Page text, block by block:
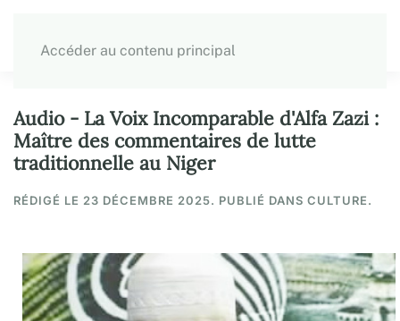
Accéder au contenu principal
Audio - La Voix Incomparable d'Alfa Zazi :
Maître des commentaires de lutte
traditionnelle au Niger
RÉDIGÉ LE 23 DÉCEMBRE 2025. PUBLIÉ DANS CULTURE.